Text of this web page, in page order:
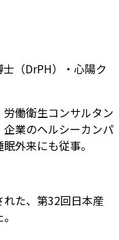
（DrPH）・心陽ク
働衛生コンサルタン
企業のヘルシーカンパ
外来にも従事。
た、第32回日本産